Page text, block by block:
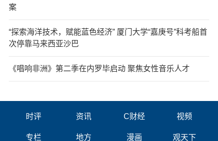
案
“探索海洋技术，赋能蓝色经济” 厦门大学“嘉庚号”科考船首
次停靠马来西亚沙巴
《唱响非洲》第二季在内罗毕启动 聚焦女性音乐人才
时评 资讯 C财经 视频
专栏 地方 漫画 观天下